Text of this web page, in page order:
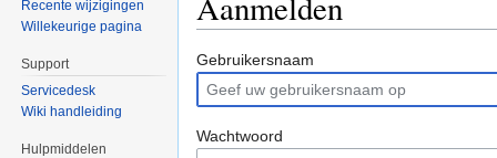
Gebruikersnaam
Wachtwoord
Recente wijzigingen
Willekeurige pagina
Support
Servicedesk
Wiki handleiding
Hulpmiddelen